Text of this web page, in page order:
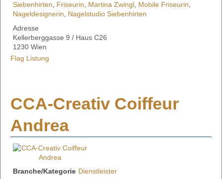
Siebenhirten, Friseurin, Martina Zwingl , Mobile Friseurin,
Nageldesignerin, Nagelstudio Siebenhirten
Adresse
Kellerberggasse 9 / Haus C26
1230 Wien
Flag Listung
CCA-Creativ Coiffeur
Andrea
Branche/Kategorie Dienstleister